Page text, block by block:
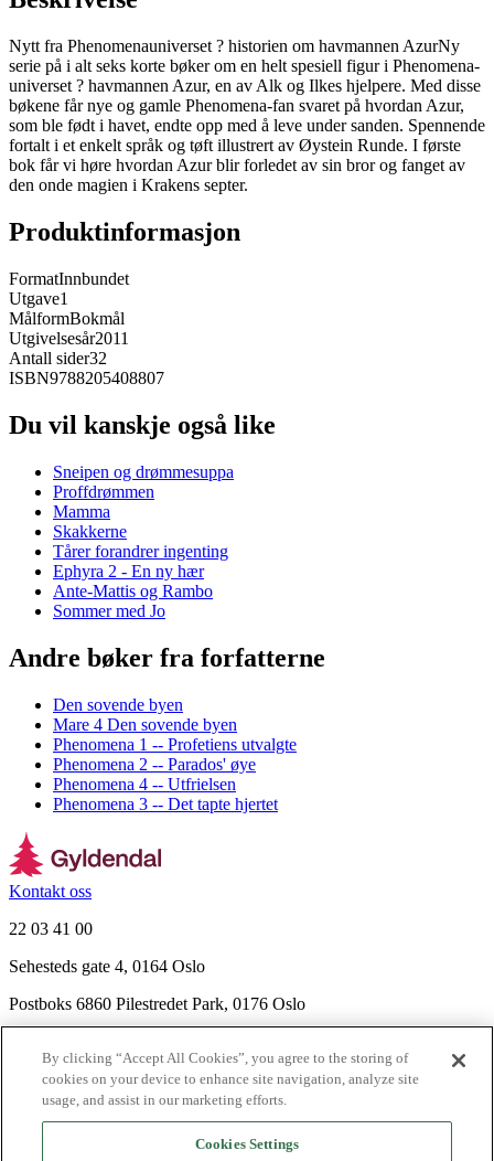
Nytt fra Phenomenauniverset ? historien om havmannen AzurNy
serie på i alt seks korte bøker om en helt spesiell figur i Phenomena-
universet ? havmannen Azur, en av Alk og Ilkes hjelpere. Med disse
bøkene får nye og gamle Phenomena-fan svaret på hvordan Azur,
som ble født i havet, endte opp med å leve under sanden. Spennende
fortalt i et enkelt språk og tøft illustrert av Øystein Runde. I første
bok får vi høre hvordan Azur blir forledet av sin bror og fanget av
den onde magien i Krakens septer.
Produktinformasjon
FormatInnbundet
Utgave1
MålformBokmål
Utgivelsesår2011
Antall sider32
ISBN9788205408807
Du vil kanskje også like
Sneipen og drømmesuppa
Proffdrømmen
Mamma
Skakkerne
Tårer forandrer ingenting
Ephyra 2 - En ny hær
Ante-Mattis og Rambo
Sommer med Jo
Andre bøker fra forfatterne
Den sovende byen
Mare 4 Den sovende byen
Phenomena 1 -- Profetiens utvalgte
Phenomena 2 -- Parados' øye
Phenomena 4 -- Utfrielsen
Phenomena 3 -- Det tapte hjertet
Kontakt oss
22 03 41 00
Sehesteds gate 4, 0164 Oslo
Postboks 6860 Pilestredet Park, 0176 Oslo
Nyhetsbrev
Ledige stillinger
Send inn manus
By clicking “Accept All Cookies”, you agree to the storing of
cookies on your device to enhance site navigation, analyze site
usage, and assist in our marketing efforts.
Cookies Settings